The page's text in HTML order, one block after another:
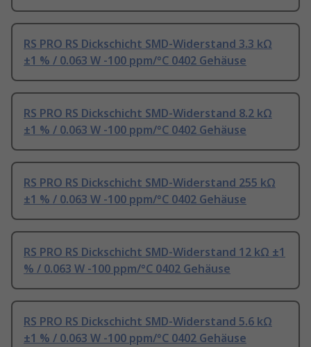
RS PRO RS Dickschicht SMD-Widerstand 3.3 kΩ
±1 % / 0.063 W -100 ppm/°C 0402 Gehäuse
RS PRO RS Dickschicht SMD-Widerstand 8.2 kΩ
±1 % / 0.063 W -100 ppm/°C 0402 Gehäuse
RS PRO RS Dickschicht SMD-Widerstand 255 kΩ
±1 % / 0.063 W -100 ppm/°C 0402 Gehäuse
RS PRO RS Dickschicht SMD-Widerstand 12 kΩ ±1
% / 0.063 W -100 ppm/°C 0402 Gehäuse
RS PRO RS Dickschicht SMD-Widerstand 5.6 kΩ
±1 % / 0.063 W -100 ppm/°C 0402 Gehäuse